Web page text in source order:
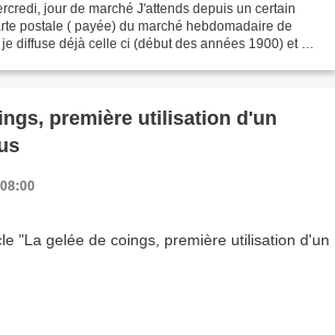
jour de marché J'attends depuis un certain
postale ( payée) du marché hebdomadaire de
diffuse déjà celle ci (début des années 1900) et ci-
première utilisation d'un